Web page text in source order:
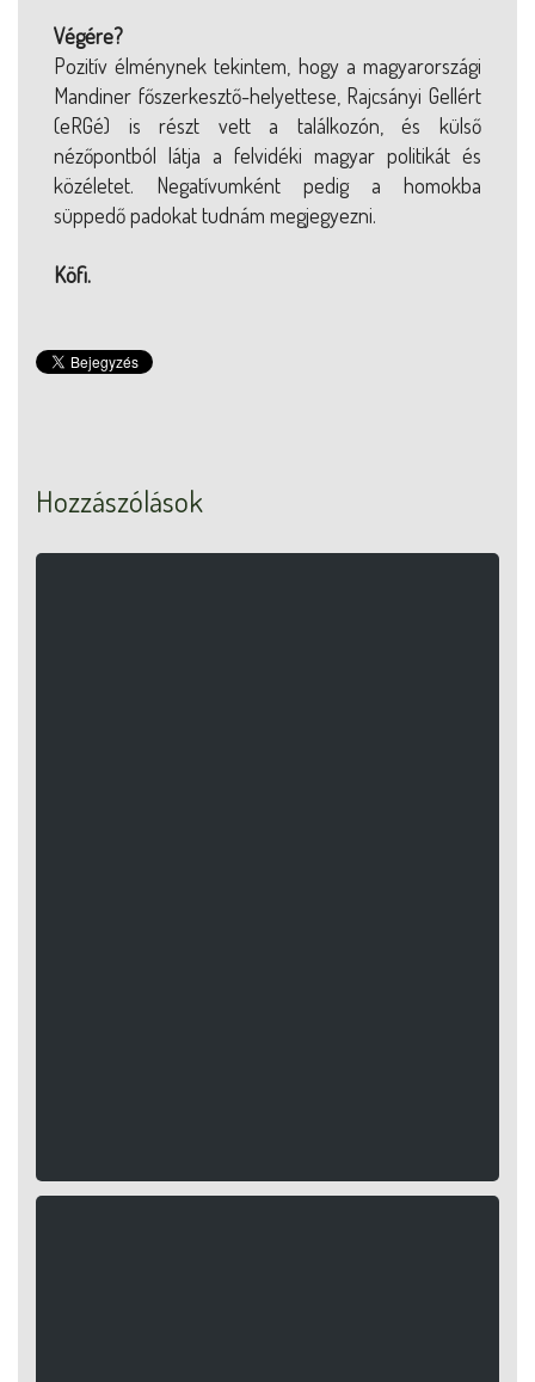
Végére?
Pozitív élménynek tekintem, hogy a magyarországi
Mandiner főszerkesztő-helyettese, Rajcsányi Gellért
(eRGé) is részt vett a találkozón, és külső
nézőpontból látja a felvidéki magyar politikát és
közéletet. Negatívumként pedig a homokba
süppedő padokat tudnám megjegyezni.
Köfi.
Hozzászólások